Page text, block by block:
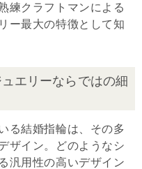
練クラフトマンによる
ー最大の特徴として知
エリーならではの細
る結婚指輪は、その多
ザイン。どのようなシ
汎用性の高いデザイン